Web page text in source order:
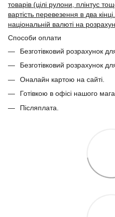
товарів (цілі рулони, плінтус
вартість перевезення в два
національній валюті на
Способи оплати
Безготівковий розрахунок
Безготівковий розрахунок
Оналайн картою на сайті.
Готівкою в офісі нашого
Післяплата.